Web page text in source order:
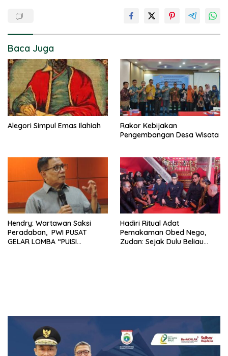
Baca Juga
Alegori Simpul Emas Ilahiah
Rakor Kebijakan
Pengembangan Desa Wisata
Hendry: Wartawan Saksi
Peradaban, PWI PUSAT
GELAR LOMBA “PUISI
Hadiri Ritual Adat
Pemakaman Obed Nego,
Zudan: Sejak Dulu Beliau